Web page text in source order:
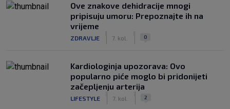
Ove znakove dehidracije mnogi
pripisuju umoru: Prepoznajte ih na
vrijeme
ZDRAVLJE 7. kol. 0
Kardiologinja upozorava: Ovo
popularno piće moglo bi pridonijeti
začepljenju arterija
LIFESTYLE 7. kol. 2